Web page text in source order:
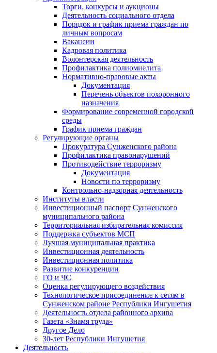
Торги, конкурсы и аукционы
Деятельность социального отдела
Порядок и график приема граждан по
личным вопросам
Вакансии
Кадровая политика
Волонтерская деятельность
Профилактика полиомиелита
Нормативно-правовые акты
Документация
Перечень объектов похоронного
назначения
Формирование современной городской
среды
График приема граждан
Регулирующие органы
Прокуратура Сунженского района
Профилактика правонарушений
Противодействие терроризму
Документация
Новости по терроризму
Контрольно-надзорная деятельность
Институты власти
Инвестиционный паспорт Сунженского
муниципального района
Территориальная избирательная комиссия
Поддержка субъектов МСП
Лучшая муниципальная практика
Инвестиционная деятельность
Инвестиционная политика
Развитие конкуренции
ГО и ЧС
Оценка регулирующего воздействия
Технологическое присоединение к сетям в
Сунженском районе Республики Ингушетия
Деятельность отдела районного архива
Газета «Знамя труда»
Другое Дело
30-лет Республики Ингушетия
Деятельность